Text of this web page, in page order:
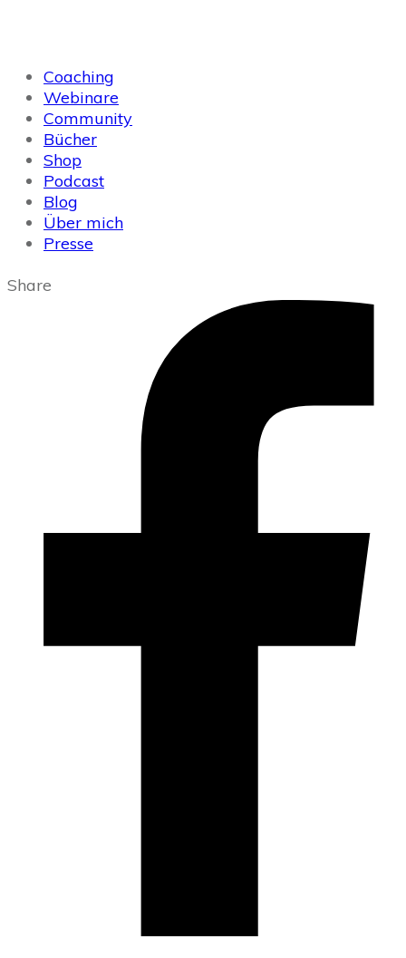
Coaching
Webinare
Community
Bücher
Shop
Podcast
Blog
Über mich
Presse
Share